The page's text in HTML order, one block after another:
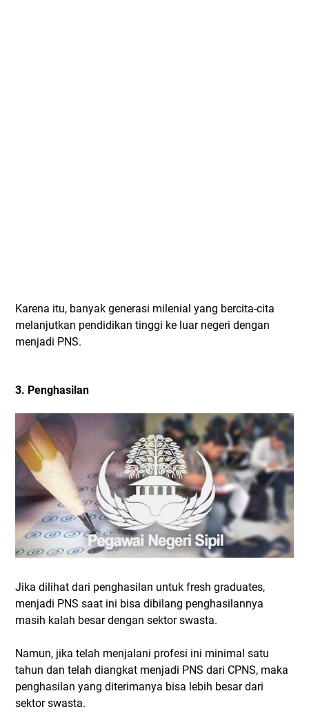
Karena itu, banyak generasi milenial yang bercita-cita
melanjutkan pendidikan tinggi ke luar negeri dengan
menjadi PNS.
3. Penghasilan
Jika dilihat dari penghasilan untuk fresh graduates,
menjadi PNS saat ini bisa dibilang penghasilannya
masih kalah besar dengan sektor swasta.
Namun, jika telah menjalani profesi ini minimal satu
tahun dan telah diangkat menjadi PNS dari CPNS, maka
penghasilan yang diterimanya bisa lebih besar dari
sektor swasta.